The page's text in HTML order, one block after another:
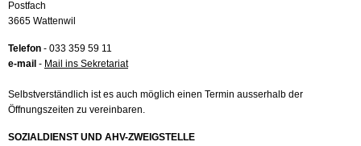
Postfach
3665 Wattenwil
Telefon - 033 359 59 11
e-mail - Mail ins Sekretariat
Selbstverständlich ist es auch möglich einen Termin ausserhalb der
Öffnungszeiten zu vereinbaren.
SOZIALDIENST UND AHV-ZWEIGSTELLE